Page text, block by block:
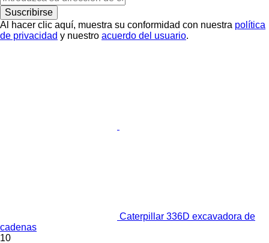
Suscribirse
Al hacer clic aquí, muestra su conformidad con nuestra política
de privacidad y nuestro acuerdo del usuario.
Caterpillar 336D excavadora de
cadenas
10